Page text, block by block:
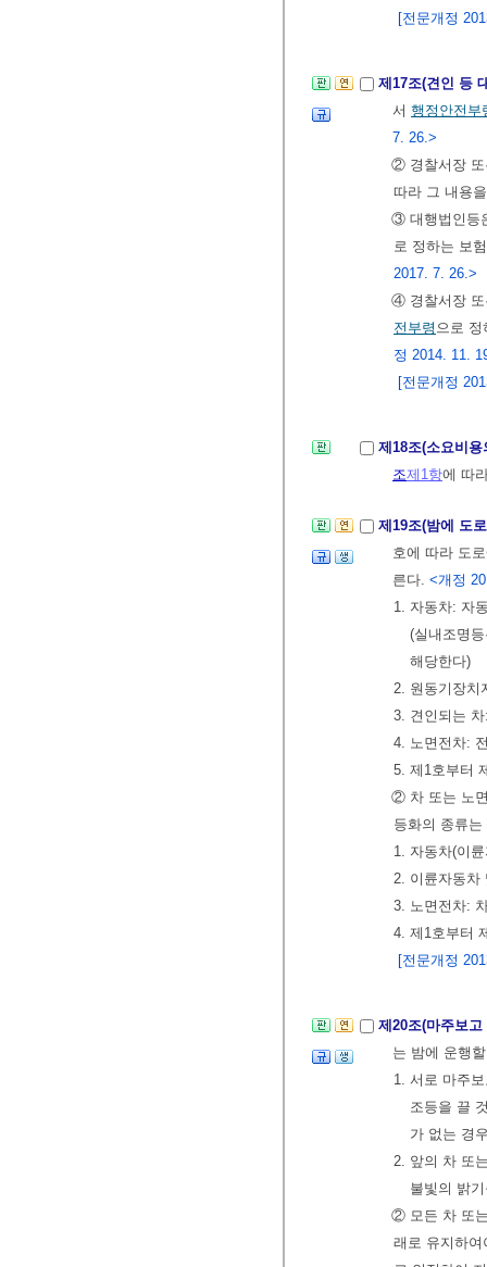
[전문개정
제17조(견인 등
서 행정안전부
7. 26.>
② 경찰서장 또
따라 그 내용
③ 대행법인등
로 정하는 보
2017. 7. 26.>
④ 경찰서장 또
전부령 으로
정 2014. 11.
[전문개정
제18조(소요비
조제1항에 따
제19조(밤에 도
호에 따라 도
른다. <개정
1. 자동차: 자
(실내조명
해당한다)
2. 원동기장치
3. 견인되는
4. 노면전차:
5. 제1호부터
② 차 또는 노
등화의 종류
1. 자동차(이
2. 이륜자동차
3. 노면전차:
4. 제1호부터
[전문개정
제20조(마주보
는 밤에 운행
1. 서로 마주
조등을 끌
가 없는 경
2. 앞의 차 또
불빛의 밝
② 모든 차 또
래로 유지하